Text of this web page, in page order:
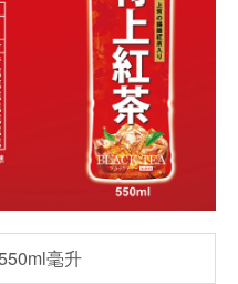
毫升